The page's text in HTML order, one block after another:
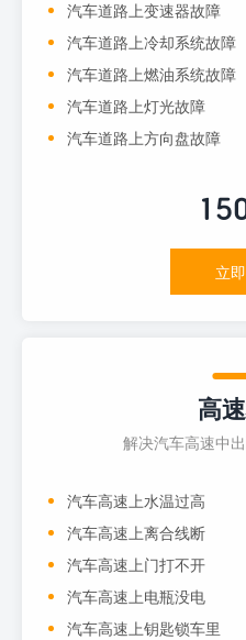
汽车道路上变速器故障
汽车道路上冷却系统故障
汽车道路上燃油系统故障
汽车道路上灯光故障
汽车道路上方向盘故障
立
高
解决汽车高速中
汽车高速上水温过高
汽车高速上离合线断
汽车高速上门打不开
汽车高速上电瓶没电
汽车高速上钥匙锁车里